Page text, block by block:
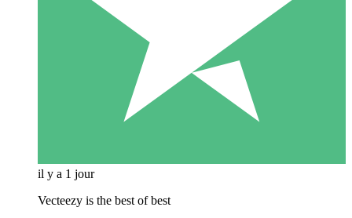
il y a 1 jour
Vecteezy is the best of best